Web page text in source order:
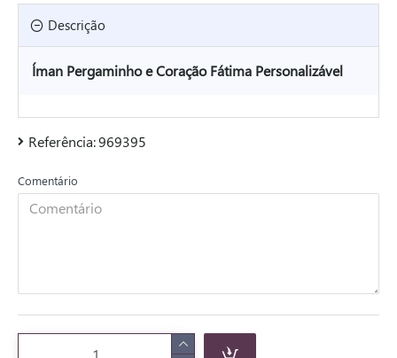
Descrição
Íman Pergaminho e Coração Fátima Personalizável
Referência:969395
Comentário